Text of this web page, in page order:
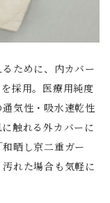
ために、内カバー
採用。医療用純度
気性・吸水速乾性
触れる外カバーに
晒し京二重ガー
れた場合も気軽に